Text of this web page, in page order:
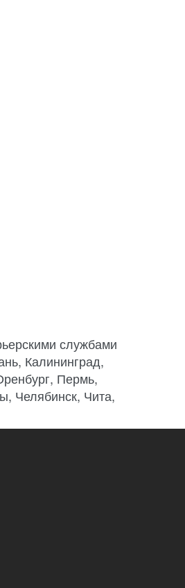
службами
Калининград,
Пермь,
Челябинск, Чита,